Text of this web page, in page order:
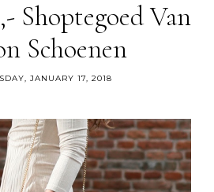
Shoptegoed Van
Schoenen
JANUARY 17, 2018